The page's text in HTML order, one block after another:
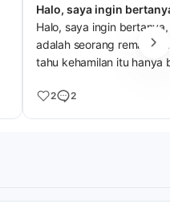
Halo, saya ingin
adalah seorang remaja,
tahu kehamilan itu hanya
sel telur. Saya sedang
tetapi saya tidak pernah
2 2